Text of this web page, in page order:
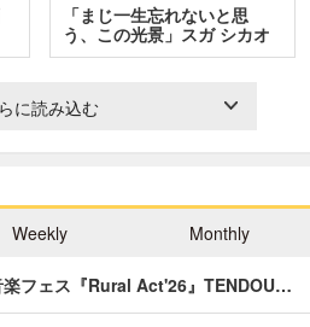
「まじ一生忘れないと思
う、この光景」スガ シカオ
と…
に読み込む
Weekly Monthly
楽フェス『Rural Act'26』TENDOU…